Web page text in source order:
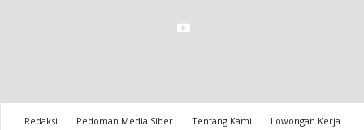
Redaksi Pedoman Media Siber Tentang Kami
Lowongan Kerja